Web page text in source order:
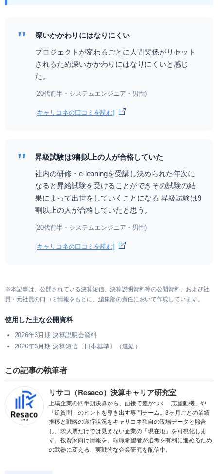
"
深いかかわりにはなりにくい
プロジェクトが変わるごとに人間関係がリセット
されるため深いかかわりにはなりにくいと感じ
た。
(20代前半・システムエンジニア・男性)
[キャリコネの口コミを読む]
"
昇級試験は9割以上の人が合格していた
社内の研修・e-leaningを受講し決められた年次に
なると昇給試験を受けることができその試験の結
果によって出世をしていくことになる 昇級試験は9
割以上の人が合格していたと思う。
(20代前半・システムエンジニア・男性)
[キャリコネの口コミを読む]
※本記事は、公開されている決算短信、決算説明資料等の公開資料、および社
員・元社員の口コミ情報をもとに、編集部の責任において作成しています。
使用した主な公開資料
2026年3月期 決算説明会資料
2026年3月期 決算短信〔日本基準〕（連結）
この記事の執筆者
リサコ（Resaco）決算キャリア研究室
上場企業の四半期決算から、面接で差がつく「志望動機」や
「逆質問」のヒントを導き出す専門チーム。3ヶ月ごとの業績
推移と戦略の遂行状況をキャリコネ独自の現場データと照合
し、求人票だけでは見えない企業の「現在地」を可視化しま
す。投資家向け情報を、転職希望者が選考を有利に進めるため
の武器に変える、実戦的な企業研究を配信中。